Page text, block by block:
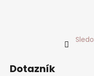
Dotazník